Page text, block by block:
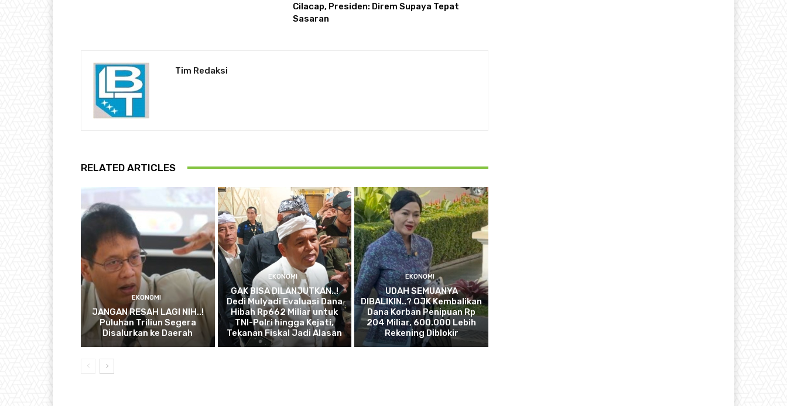
Cilacap, Presiden: Direm Supaya Tepat
Sasaran
Tim Redaksi
RELATED ARTICLES
EKONOMI
JANGAN RESAH LAGI NIH..!
Puluhan Triliun Segera
Disalurkan ke Daerah
EKONOMI
GAK BISA DILANJUTKAN..!
Dedi Mulyadi Evaluasi Dana
Hibah Rp662 Miliar untuk
TNI-Polri hingga Kejati,
Tekanan Fiskal Jadi Alasan
EKONOMI
UDAH SEMUANYA
DIBALIKIN..? OJK Kembalikan
Dana Korban Penipuan Rp
204 Miliar, 600.000 Lebih
Rekening Diblokir